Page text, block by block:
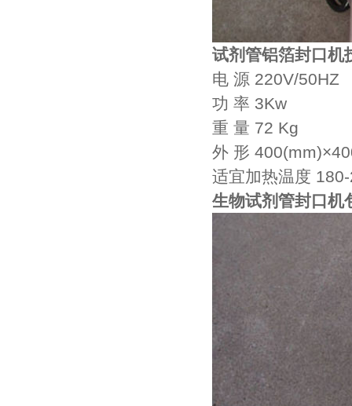
试剂管铝箔封口机
电 源 220V/50HZ
功 率 3Kw
重 量 72 Kg
外 形
适宜加热温度
生物试剂管封口机